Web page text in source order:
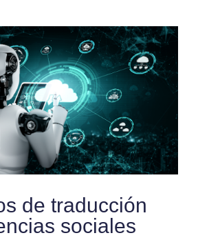
de traducción
sociales